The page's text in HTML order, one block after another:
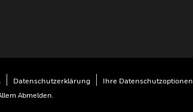
Datenschutzerklärung Ihre Datenschutzoptionen
Abmelden.